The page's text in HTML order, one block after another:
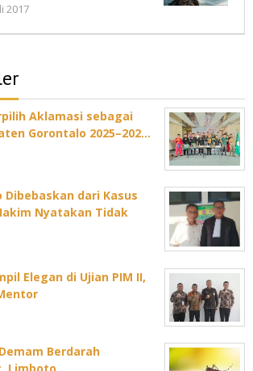
2017
Aklamasi sebagai
Gorontalo 2025–202…
Dibebaskan dari Kasus
Nyatakan Tidak
Elegan di Ujian PIM II,
Berdarah
Limboto